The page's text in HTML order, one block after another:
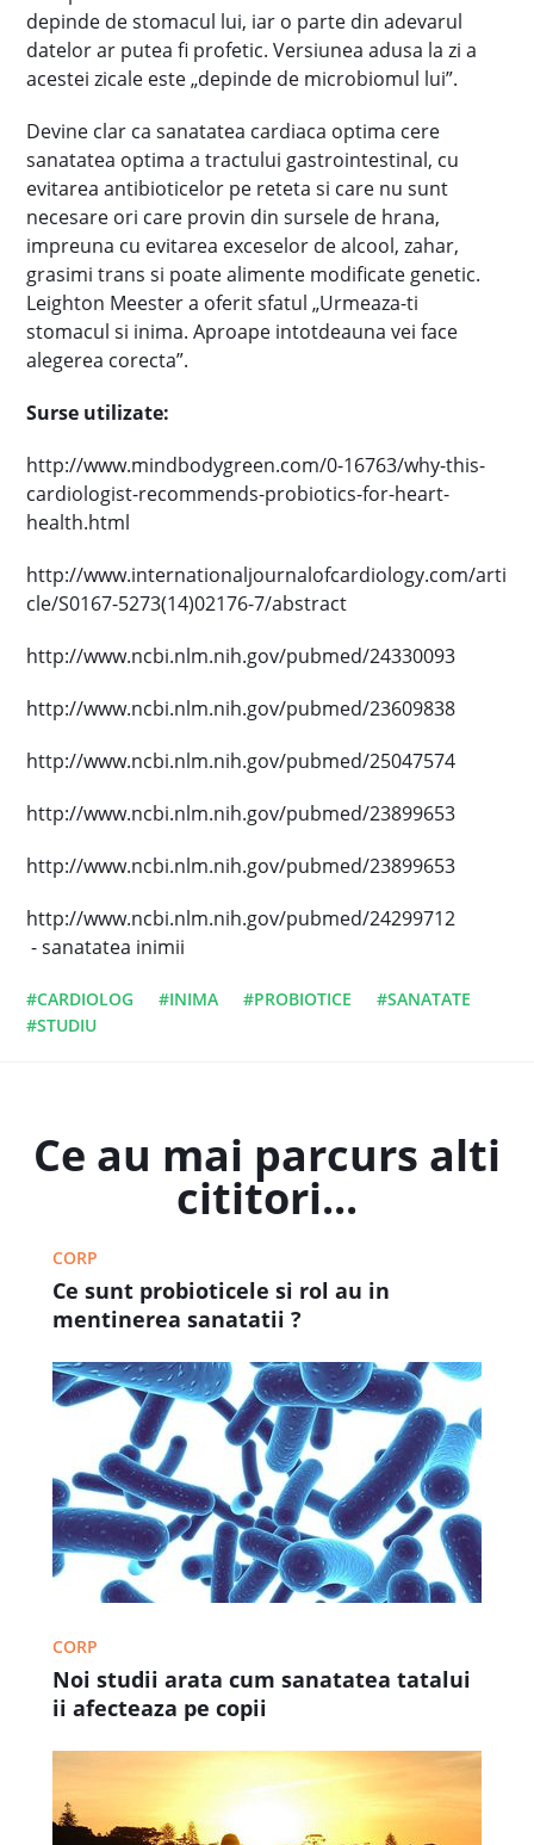
depinde de stomacul lui, iar o parte din adevarul
datelor ar putea fi profetic. Versiunea adusa la zi a
acestei zicale este „depinde de microbiomul lui”.
Devine clar ca sanatatea cardiaca optima cere
sanatatea optima a tractului gastrointestinal, cu
evitarea antibioticelor pe reteta si care nu sunt
necesare ori care provin din sursele de hrana,
impreuna cu evitarea exceselor de alcool, zahar,
grasimi trans si poate alimente modificate genetic.
Leighton Meester a oferit sfatul „Urmeaza-ti
stomacul si inima. Aproape intotdeauna vei face
alegerea corecta”.
Surse utilizate:
http://www.mindbodygreen.com/0-16763/why-this-
cardiologist-recommends-probiotics-for-heart-
health.html
http://www.internationaljournalofcardiology.com/arti
cle/S0167-5273(14)02176-7/abstract
http://www.ncbi.nlm.nih.gov/pubmed/24330093
http://www.ncbi.nlm.nih.gov/pubmed/23609838
http://www.ncbi.nlm.nih.gov/pubmed/25047574
http://www.ncbi.nlm.nih.gov/pubmed/23899653
http://www.ncbi.nlm.nih.gov/pubmed/23899653
http://www.ncbi.nlm.nih.gov/pubmed/24299712
- sanatatea inimii
#CARDIOLOG #INIMA #PROBIOTICE
#SANATATE
#STUDIU
Ce au mai parcurs alti
cititori...
CORP
Ce sunt probioticele si rol au in
mentinerea sanatatii ?
CORP
Noi studii arata cum sanatatea tatalui
ii afecteaza pe copii